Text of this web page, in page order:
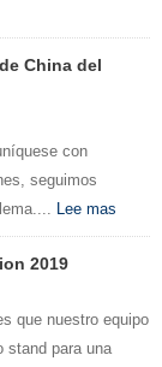
China del
con
seguimos
Lee mas
2019
que nuestro equipo
stand para una